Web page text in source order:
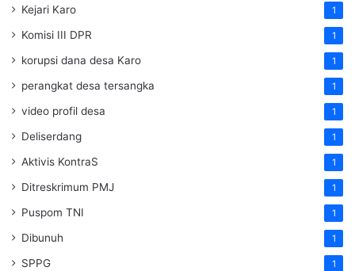
Kejari Karo 1
Komisi III DPR 1
korupsi dana desa Karo 1
perangkat desa tersangka 1
video profil desa 1
Deliserdang 1
Aktivis KontraS 1
Ditreskrimum PMJ 1
Puspom TNI 1
Dibunuh 1
SPPG 1